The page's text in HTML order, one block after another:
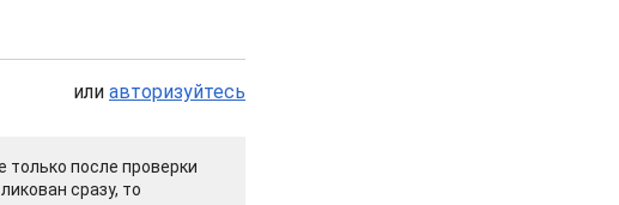
или авторизуйтесь
после проверки
сразу, то